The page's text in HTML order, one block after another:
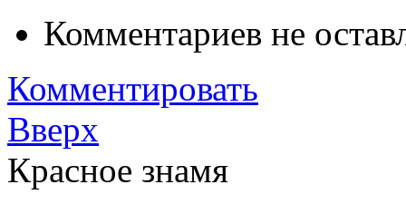
Комментариев не
Комментировать
Вверх
Красное знамя